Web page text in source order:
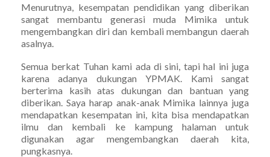
Menurutnya, kesempatan pendidikan yang diberikan
sangat membantu generasi muda Mimika untuk
mengembangkan diri dan kembali membangun daerah
asalnya.
Semua berkat Tuhan kami ada di sini, tapi hal ini juga
karena adanya dukungan YPMAK. Kami sangat
berterima kasih atas dukungan dan bantuan yang
diberikan. Saya harap anak-anak Mimika lainnya juga
mendapatkan kesempatan ini, kita bisa mendapatkan
ilmu dan kembali ke kampung halaman untuk
digunakan agar mengembangkan daerah kita,
pungkasnya.